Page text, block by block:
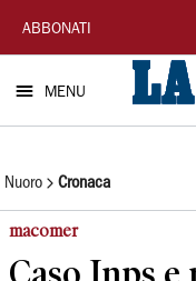
La
Nuova
Sardegna
ABBONATI
MENU
Nuoro Cronaca
macomer
Caso Inps